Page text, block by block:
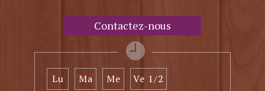
Contactez-nous
Lu Ma Me Ve 1/2